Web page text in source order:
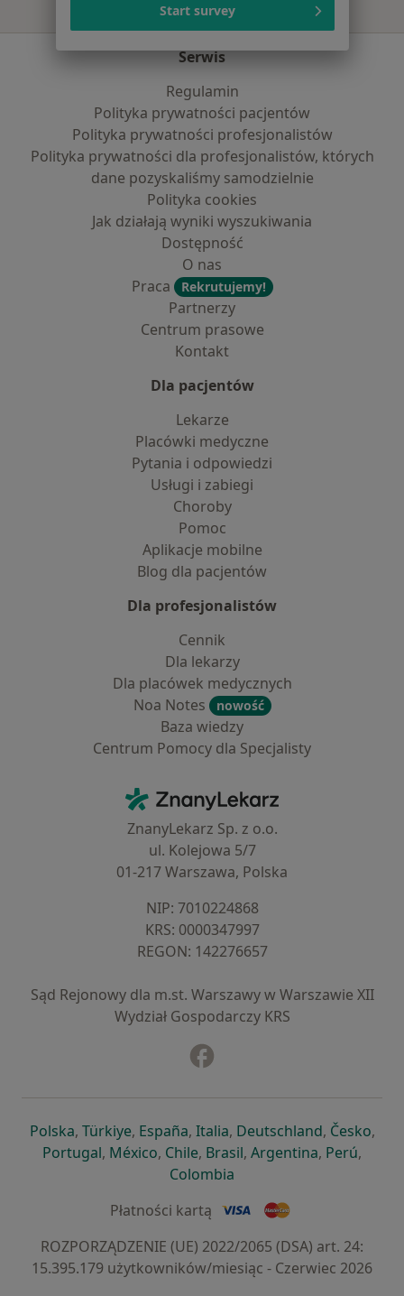
Serwis
Regulamin
Polityka prywatności pacjentów
Polityka prywatności profesjonalistów
Polityka prywatności dla profesjonalistów, których
dane pozyskaliśmy samodzielnie
Polityka cookies
Jak działają wyniki wyszukiwania
Dostępność
O nas
Praca
Rekrutujemy!
Partnerzy
Centrum prasowe
Kontakt
Dla pacjentów
Lekarze
Placówki medyczne
Pytania i odpowiedzi
Usługi i zabiegi
Choroby
Pomoc
Aplikacje mobilne
Blog dla pacjentów
Dla profesjonalistów
Cennik
Dla lekarzy
Dla placówek medycznych
Noa Notes
nowość
Baza wiedzy
Centrum Pomocy dla Specjalisty
ZnanyLekarz - Strona główna
ZnanyLekarz Sp. z o.o.
ul. Kolejowa 5/7
01-217 Warszawa, Polska
NIP: ⁠7010224868
KRS: ⁠0000347997
REGON: ⁠142276657
Sąd Rejonowy dla m.st. Warszawy w Warszawie XII
Wydział Gospodarczy KRS
Polskaotwiera się w nowej karcie
, Türkiyeotwiera się w nowej karcie
, Españaotwiera się w nowej karcie
, Italiaotwiera się w nowej
, Deutschlandotwiera się
, Česko,
Portugalotwiera się w nowej karcie
, Méxicootwiera się w nowej karcie
, Chileotwiera się w nowej karcie
, Brasilotwiera się w nowej
, Argentinaotwiera się
, Perú,
Colombia
Płatności kartą
ROZPORZĄDZENIE (UE) 2022/2065 (DSA) art. 24:
15.395.179 użytkowników/miesiąc - Czerwiec 2026
Start survey